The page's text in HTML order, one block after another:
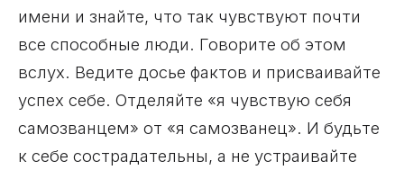
имени и знайте, что так чувствуют почти
все способные люди. Говорите об этом
вслух. Ведите досье фактов и присваивайте
успех себе. Отделяйте «я чувствую себя
самозванцем» от «я самозванец». И будьте
к себе сострадательны, а не устраивайте